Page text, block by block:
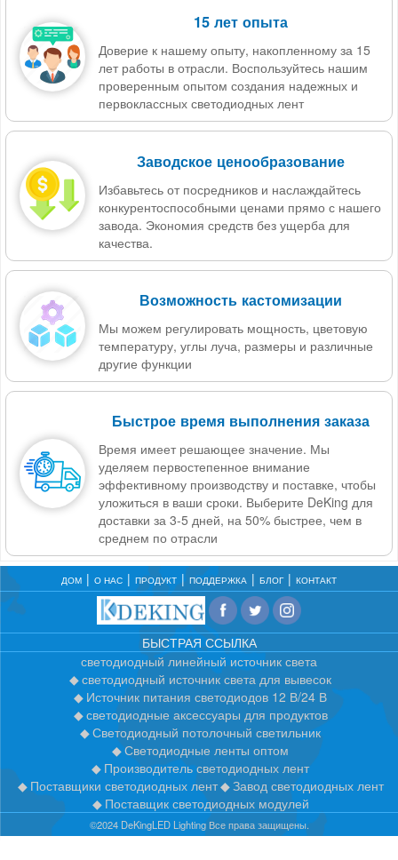
15 лет опыта
Доверие к нашему опыту, накопленному за 15
лет работы в отрасли. Воспользуйтесь нашим
проверенным опытом создания надежных и
первоклассных светодиодных лент
Заводское ценообразование
Избавьтесь от посредников и наслаждайтесь
конкурентоспособными ценами прямо с нашего
завода. Экономия средств без ущерба для
качества.
Возможность кастомизации
Мы можем регулировать мощность, цветовую
температуру, углы луча, размеры и различные
другие функции
Быстрое время выполнения заказа
Время имеет решающее значение. Мы
уделяем первостепенное внимание
эффективному производству и поставке, чтобы
уложиться в ваши сроки. Выберите DeKing для
доставки за 3-5 дней, на 50% быстрее, чем в
среднем по отрасли
ДОМ О НАС ПРОДУКТ ПОДДЕРЖКА БЛОГ КОНТАКТ
БЫСТРАЯ ССЫЛКА
светодиодный линейный источник света
светодиодный источник света для вывесок
Источник питания светодиодов 12 В/24 В
светодиодные аксессуары для продуктов
Светодиодный потолочный светильник
Светодиодные ленты оптом
Производитель светодиодных лент
Поставщики светодиодных лент
Завод светодиодных лент
Поставщик светодиодных модулей
©2024 DeKingLED Lighting Все права защищены.